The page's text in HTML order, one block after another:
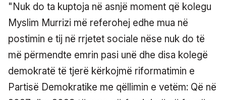
"Nuk do ta kuptoja në asnjë moment që kolegu
Myslim Murrizi më referohej edhe mua në
postimin e tij në rrjetet sociale nëse nuk do të
më përmendte emrin pasi unë dhe disa kolegë
demokratë të tjerë kërkojmë riformatimin e
Partisë Demokratike me qëllimin e vetëm: Që në